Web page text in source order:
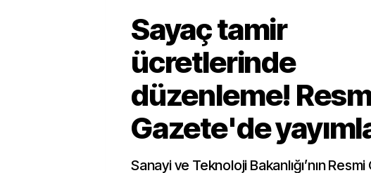
Sayaç tamir
ücretlerinde
düzenleme!
Gazete'de
Sanayi ve Teknoloji Bakanlığı’nın